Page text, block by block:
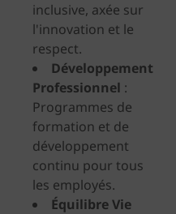
inclusive, axée sur
l'innovation et le
respect.
Développement
Professionnel :
Programmes de
formation et de
développement
continu pour tous
les employés.
Équilibre Vie